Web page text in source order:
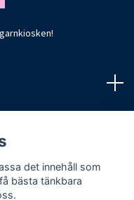
det innehåll som
bästa tänkbara